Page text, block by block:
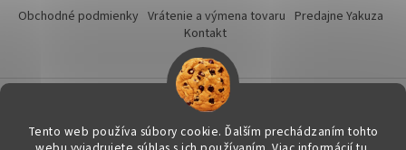
Tento web používa súbory cookie. Ďalším prechádzaním tohto
Obchodné podmienky Vrátenie a výmena tovaru Predajne Yakuza
Kontakt
Vytvoril Shoptet